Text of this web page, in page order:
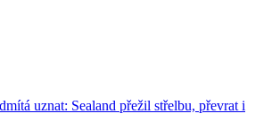
uznat: Sealand přežil střelbu, převrat i